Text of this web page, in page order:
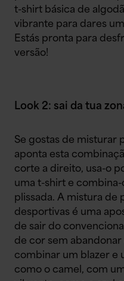
t-shirt básica de
vibrante para dares
Estás pronta para
versão!
Look 2: sai da tua
Se gostas de misturar
aponta esta
corte a direito, usa-o
uma t-shirt e
plissada. A mistura de
desportivas é uma
de sair do
de cor sem
combinar um blazer e
como o camel, com